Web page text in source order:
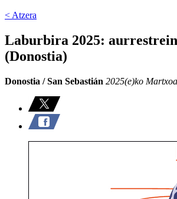
< Atzera
Laburbira 2025:
(Donostia)
Donostia / San Sebastián 2025(e)ko